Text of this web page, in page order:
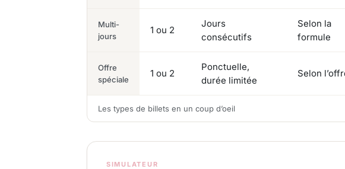
Multi-
jours
1 ou 2
Jours
consécutifs
Selon la
formule
Offre
spéciale
1 ou 2
Ponctuelle,
durée limitée
Selon
Les types de billets en un coup d’oeil
SIMULATEUR